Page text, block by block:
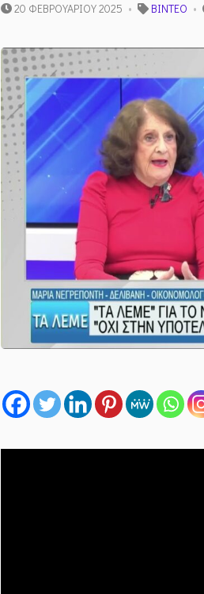
20 ΦΕΒΡΟΥΑΡΊΟΥ 2025 ΒΊΝΤΕΟ